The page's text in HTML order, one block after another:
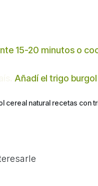
15-20 minutos o
Añadí el trigo
cereal natural recetas con